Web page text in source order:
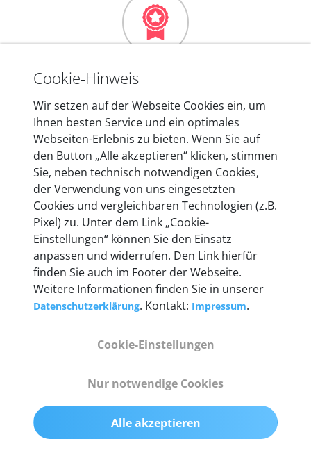
Mehr als 10 Jahre Erfahrung
In den Kfz-Diagnosegeräten von autoaid stecken
mehr als 10 Jahre Erfahrung, und auch in Zukunft
entwickeln wir unsere Produkte am Standort in
Berlin laufend weiter. Auf diese Qualität vertrauen
heute mehr als 60.000 Privatkunden und
Unternehmen.
Technische Details &
Lieferumfang
Abmessungen
Gewicht
200 g
Cookie-Hinweis
Wir setzen auf der Webseite Cookies ein, um
Ihnen besten Service und ein optimales
Webseiten-Erlebnis zu bieten. Wenn Sie auf
den Button „Alle akzeptieren“ klicken, stimmen
Sie, neben technisch notwendigen Cookies,
der Verwendung von uns eingesetzten
Cookies und vergleichbaren Technologien (z.B.
Pixel) zu. Unter dem Link „Cookie-
Einstellungen“ können Sie den Einsatz
anpassen und widerrufen. Den Link hierfür
finden Sie auch im Footer der Webseite.
Weitere Informationen finden Sie in unserer
Datenschutzerklärung. Kontakt: Impressum.
Cookie-Einstellungen
Nur notwendige Cookies
Alle akzeptieren